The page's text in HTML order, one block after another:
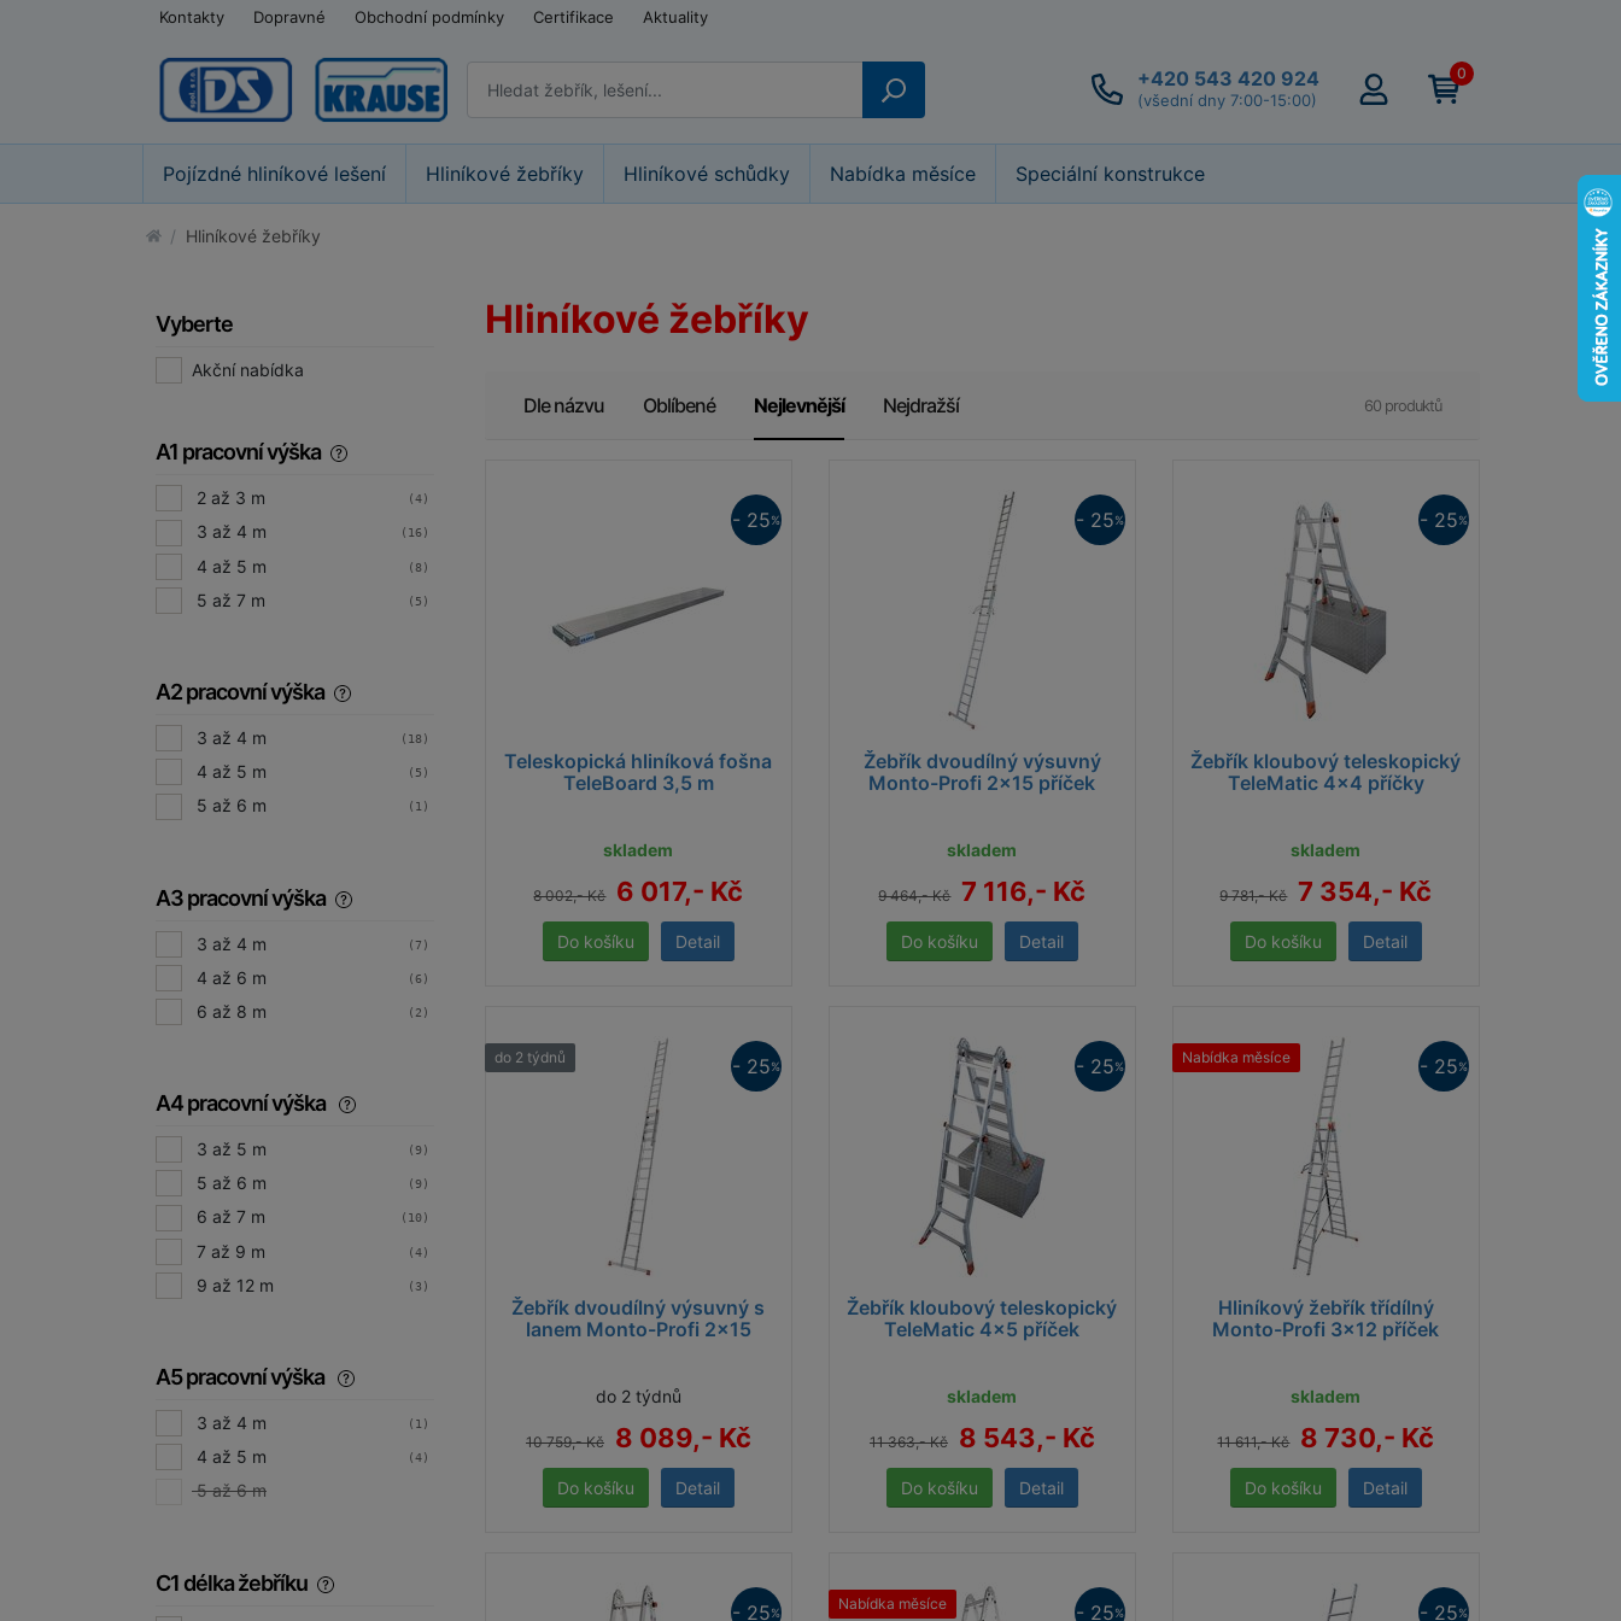
Kontakty Dopravné Obchodní podmínky Certifikace Aktuality
+420 543 420 924
(všední dny 7:00-15:00)
0
Pojízdné hliníkové lešení Hliníkové žebříky Hliníkové schůdky Nabídka měsíce Speciální konstrukce
Hliníkové žebříky
Vyberte
Akční nabídka
A1 pracovní výška
2 až 3 m (4)
3 až 4 m (16)
4 až 5 m (8)
5 až 7 m (5)
A2 pracovní výška
3 až 4 m (18)
4 až 5 m (5)
5 až 6 m (1)
A3 pracovní výška
3 až 4 m (7)
4 až 6 m (6)
6 až 8 m (2)
A4 pracovní výška
3 až 5 m (9)
5 až 6 m (9)
6 až 7 m (10)
7 až 9 m (4)
9 až 12 m (3)
A5 pracovní výška
3 až 4 m (1)
4 až 5 m (4)
5 až 6 m
C1 délka žebříku
Hliníkové žebříky
Dle názvu Oblíbené Nejlevnější Nejdražší 60 produktů
Teleskopická hliníková fošna
TeleBoard 3,5 m
skladem
8 002,- Kč 6 017,- Kč
Detail
- 25%
Žebřík dvoudílný výsuvný
Monto-Profi 2x15 příček
skladem
9 464,- Kč 7 116,- Kč
Detail
- 25%
Žebřík kloubový teleskopický
TeleMatic 4x4 příčky
skladem
9 781,- Kč 7 354,- Kč
Detail
- 25%
Žebřík dvoudílný výsuvný s
lanem Monto-Profi 2x15
do 2 týdnů
do 2 týdnů
10 759,- Kč 8 089,- Kč
Detail
- 25%
Žebřík kloubový teleskopický
TeleMatic 4x5 příček
skladem
11 363,- Kč 8 543,- Kč
Detail
- 25%
Hliníkový žebřík třídílný
Monto-Profi 3x12 příček
Nabídka měsíce
skladem
11 611,- Kč 8 730,- Kč
Detail
- 25%
- 25% Nabídka měsíce - 25% - 25%